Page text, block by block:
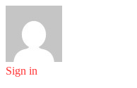
Sign in